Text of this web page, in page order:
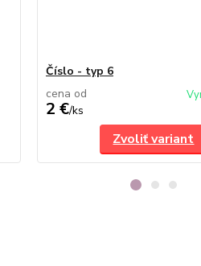
Číslo - typ 6
cena od
2 €/ks
Zvoliť variant